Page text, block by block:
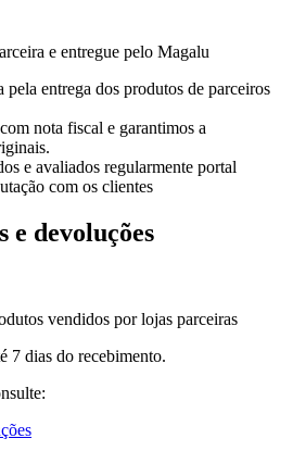
e entregue pelo Magalu
entrega dos produtos de parceiros
nota fiscal e garantimos a
e avaliados regularmente portal
com os clientes
e devoluções
vendidos por lojas parceiras
7 dias do recebimento.